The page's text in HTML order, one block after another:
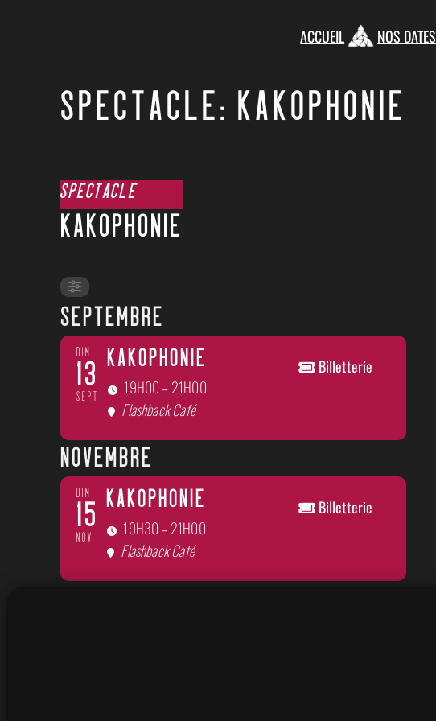
ACCUEIL NOS DATES
SPECTACLE: KAKOPHONIE
SPECTACLE
KAKOPHONIE
SEPTEMBRE
DIM
13
SEPT
KAKOPHONIE
19H00 – 21H00
Flashback Café
Billetterie
NOVEMBRE
DIM
15
NOV
KAKOPHONIE
19H30 – 21H00
Flashback Café
Billetterie